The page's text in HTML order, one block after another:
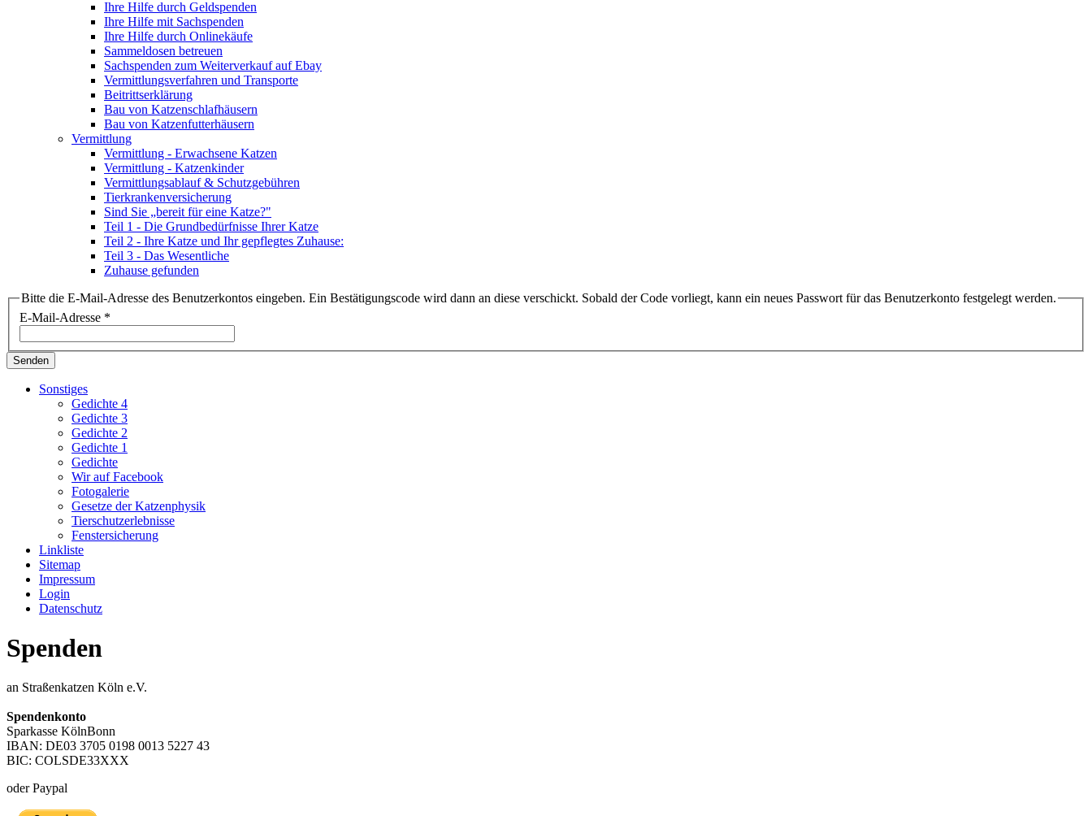
Ihre Hilfe durch Geldspenden
Ihre Hilfe mit Sachspenden
Ihre Hilfe durch Onlinekäufe
Sammeldosen betreuen
Sachspenden zum Weiterverkauf auf Ebay
Vermittlungsverfahren und Transporte
Beitrittserklärung
Bau von Katzenschlafhäusern
Bau von Katzenfutterhäusern
Vermittlung
Vermittlung - Erwachsene Katzen
Vermittlung - Katzenkinder
Vermittlungsablauf & Schutzgebühren
Tierkrankenversicherung
Sind Sie „bereit für eine Katze?"
Teil 1 - Die Grundbedürfnisse Ihrer Katze
Teil 2 - Ihre Katze und Ihr gepflegtes Zuhause:
Teil 3 - Das Wesentliche
Zuhause gefunden
Bitte die E-Mail-Adresse des Benutzerkontos eingeben. Ein Bestätigungscode wird dann an diese verschickt. Sobald der Code vorliegt, kann ein neues Passwort für das Benutzerkonto festgelegt werden.
E-Mail-Adresse *
Senden
Sonstiges
Gedichte 4
Gedichte 3
Gedichte 2
Gedichte 1
Gedichte
Wir auf Facebook
Fotogalerie
Gesetze der Katzenphysik
Tierschutzerlebnisse
Fenstersicherung
Linkliste
Sitemap
Impressum
Login
Datenschutz
Spenden
an Straßenkatzen Köln e.V.
Spendenkonto
Sparkasse KölnBonn
IBAN: DE03 3705 0198 0013 5227 43
BIC: COLSDE33XXX
oder Paypal